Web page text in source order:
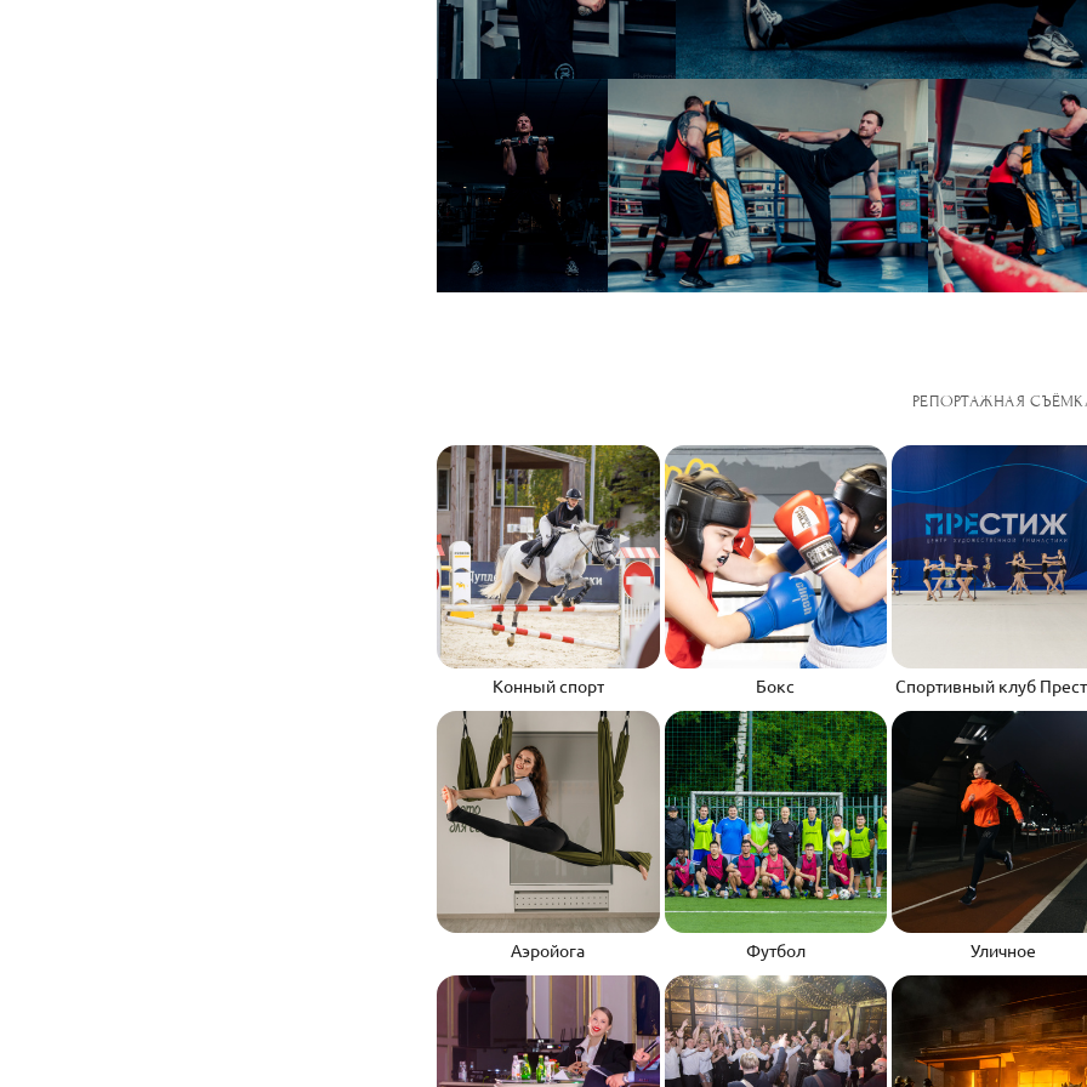
РЕПОРТАЖНАЯ
Конный спорт Бокс Спортивный клуб
Аэройога Футбол Уличное